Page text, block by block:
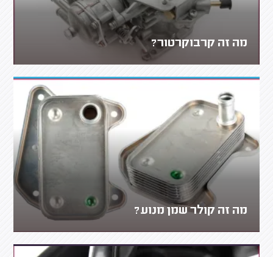
מה זה קרבוקרטור?
מה זה קולר שמן מנוע?